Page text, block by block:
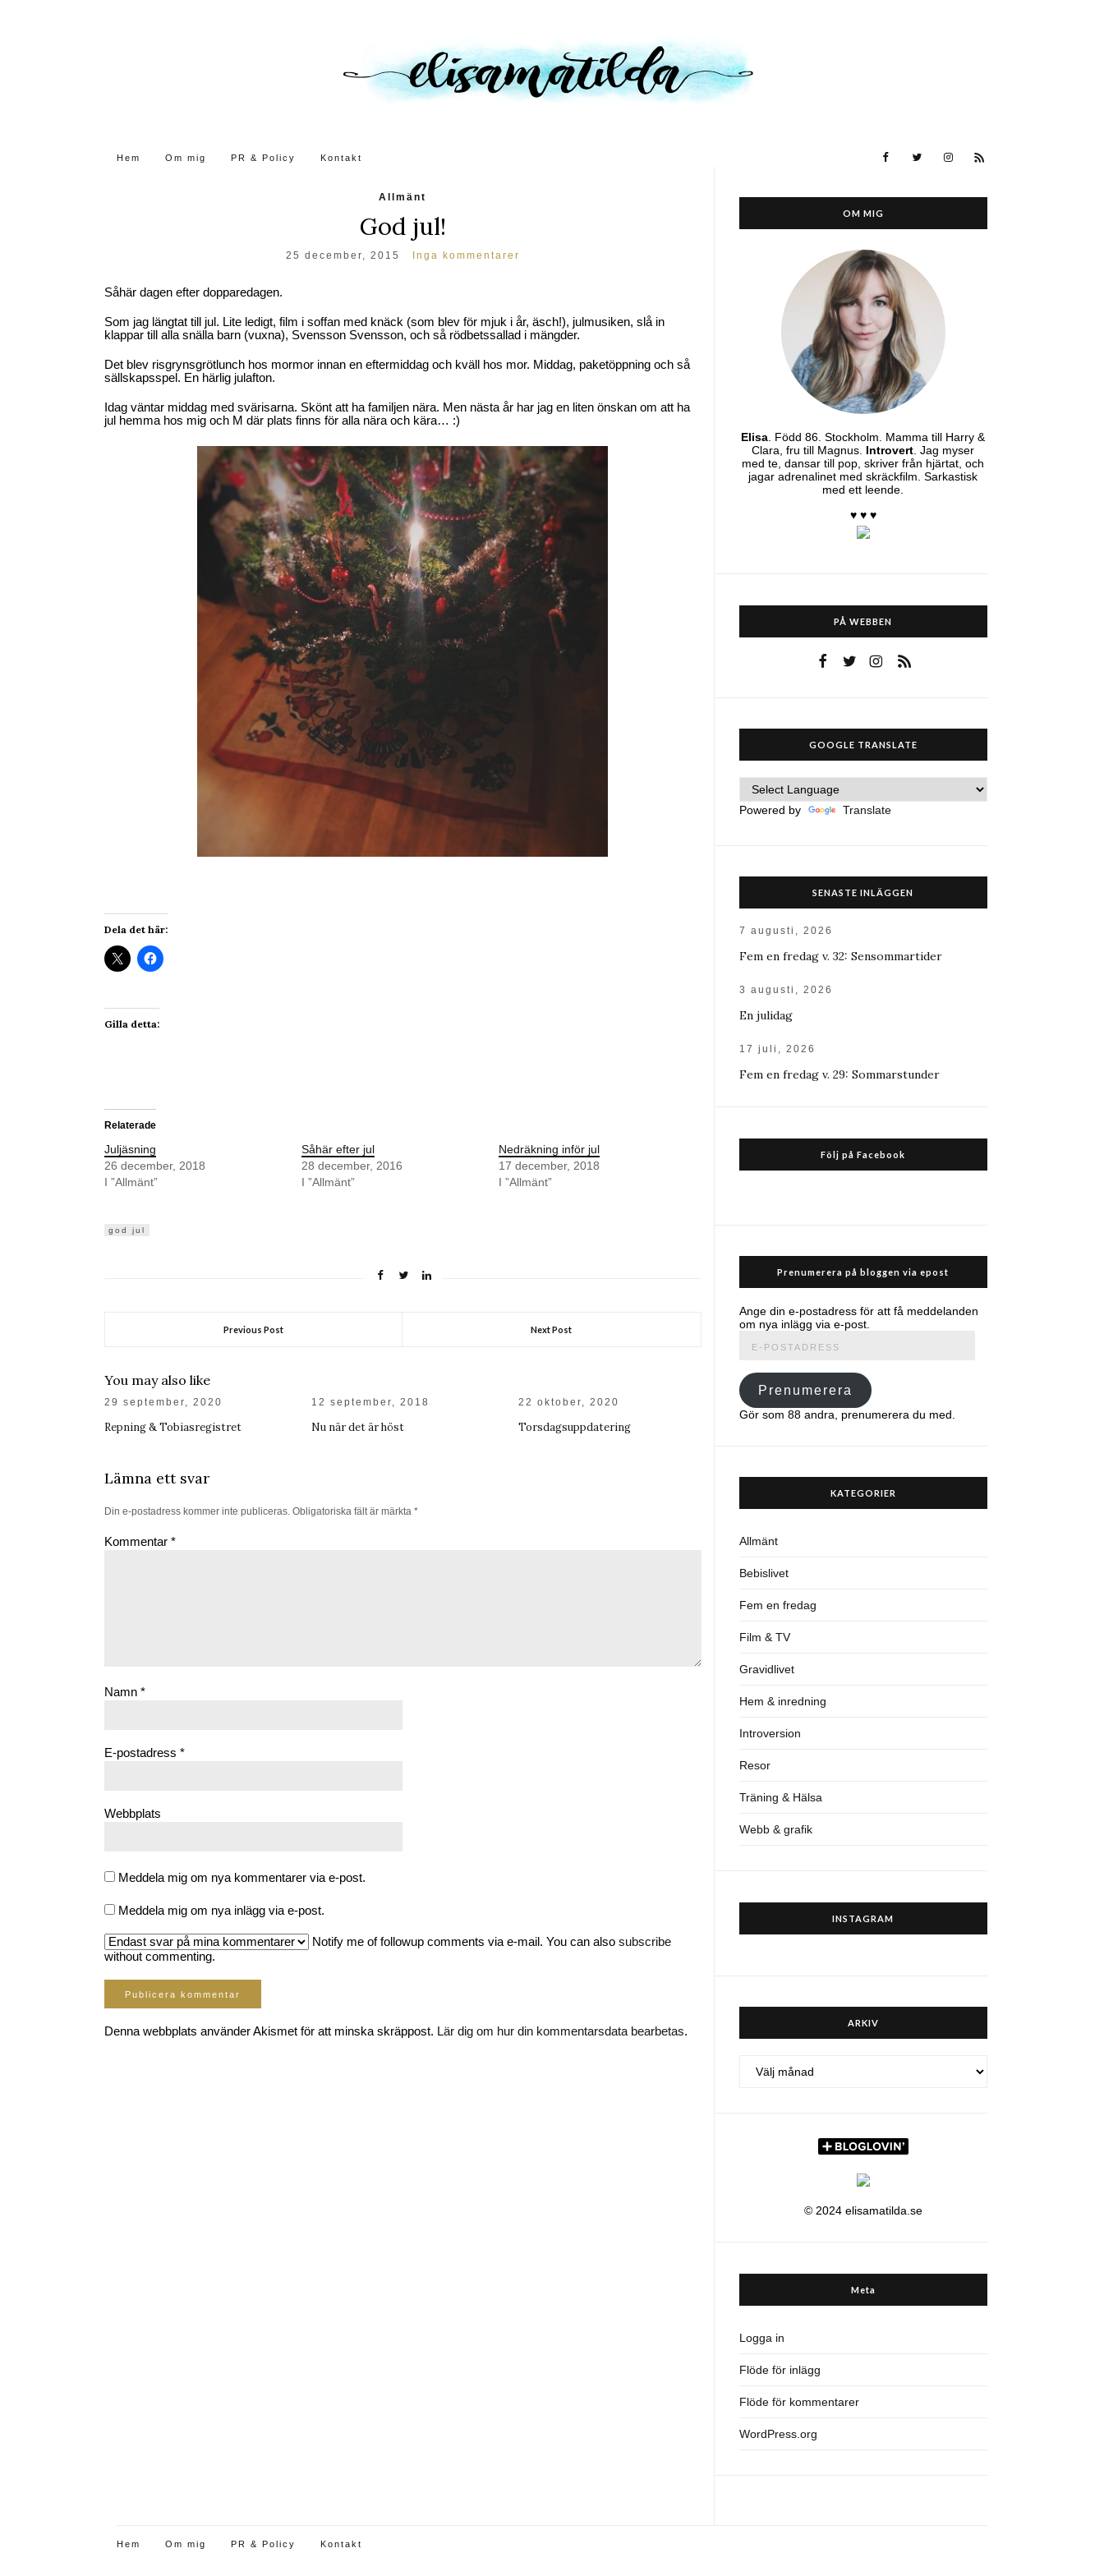
Hem Om mig PR & Policy Kontakt
Allmänt
God jul!
25 december, 2015 Inga kommentarer
Såhär dagen efter dopparedagen.
Som jag längtat till jul. Lite ledigt, film i soffan med knäck (som blev för mjuk i år, äsch!), julmusiken, slå in
klappar till alla snälla barn (vuxna), Svensson Svensson, och så rödbetssallad i mängder.
Det blev risgrynsgrötlunch hos mormor innan en eftermiddag och kväll hos mor. Middag, paketöppning och så
sällskapsspel. En härlig julafton.
Idag väntar middag med svärisarna. Skönt att ha familjen nära. Men nästa år har jag en liten önskan om att ha
jul hemma hos mig och M där plats finns för alla nära och kära… :)
Dela det här:
Gilla detta:
Relaterade
Juljäsning
26 december, 2018
I ”Allmänt”
Såhär efter jul
28 december, 2016
I ”Allmänt”
Nedräkning inför jul
17 december, 2018
I ”Allmänt”
god jul
Previous Post Next Post
You may also like
29 september, 2020
Repning & Tobiasregistret
12 september, 2018
Nu när det är höst
22 oktober, 2020
Torsdagsuppdatering
Lämna ett svar
Din e-postadress kommer inte publiceras. Obligatoriska fält är märkta *
Kommentar *
Namn *
E-postadress *
Webbplats
Meddela mig om nya kommentarer via e-post.
Meddela mig om nya inlägg via e-post.
Notify me of followup comments via e-mail. You can also subscribe
without commenting.
Denna webbplats använder Akismet för att minska skräppost. Lär dig om hur din kommentarsdata bearbetas.
OM MIG
Elisa. Född 86. Stockholm. Mamma till Harry &
Clara, fru till Magnus. Introvert. Jag myser
med te, dansar till pop, skriver från hjärtat, och
jagar adrenalinet med skräckfilm. Sarkastisk
med ett leende.
♥ ♥ ♥
PÅ WEBBEN
GOOGLE TRANSLATE
Powered by Translate
SENASTE INLÄGGEN
7 augusti, 2026
Fem en fredag v. 32: Sensommartider
3 augusti, 2026
En julidag
17 juli, 2026
Fem en fredag v. 29: Sommarstunder
Följ på Facebook
Prenumerera på bloggen via epost
Ange din e-postadress för att få meddelanden
om nya inlägg via e-post.
postadress
Prenumerera
Gör som 88 andra, prenumerera du med.
KATEGORIER
Allmänt
Bebislivet
Fem en fredag
Film & TV
Gravidlivet
Hem & inredning
Introversion
Resor
Träning & Hälsa
Webb & grafik
INSTAGRAM
ARKIV
© 2024 elisamatilda.se
Meta
Logga in
Flöde för inlägg
Flöde för kommentarer
WordPress.org
Hem Om mig PR & Policy Kontakt